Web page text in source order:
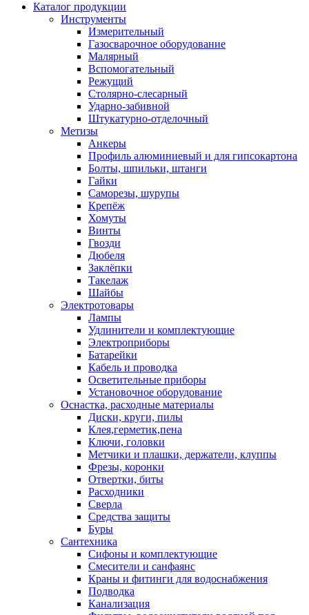
Каталог продукции
Инструменты
Измерительный
Газосварочное оборудование
Малярный
Вспомогательный
Режущий
Столярно-слесарный
Ударно-забивной
Штукатурно-отделочный
Метизы
Анкеры
Профиль алюминиевый и для гипсокартона
Болты, шпильки, штанги
Гайки
Саморезы, шурупы
Крепёж
Хомуты
Винты
Гвозди
Дюбеля
Заклёпки
Такелаж
Шайбы
Электротовары
Лампы
Удлинители и комплектующие
Электроприборы
Батарейки
Кабель и проводка
Осветительные приборы
Установочное оборудование
Оснастка, расходные материалы
Диски, круги, пилы
Клея,герметик,пена
Ключи, головки
Метчики и плашки, держатели, клуппы
Фрезы, коронки
Отвертки, биты
Расходники
Сверла
Средства защиты
Буры
Сантехника
Сифоны и комплектующие
Смесители и санфаянс
Краны и фитинги для водоснабжения
Подводка
Канализация